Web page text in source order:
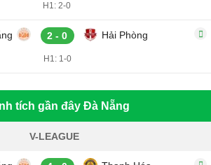
H1: 2-0
2 - 0 Hải Phòng
H1: 1-0
tích gần đây Đà Nẵng
V-LEAGUE